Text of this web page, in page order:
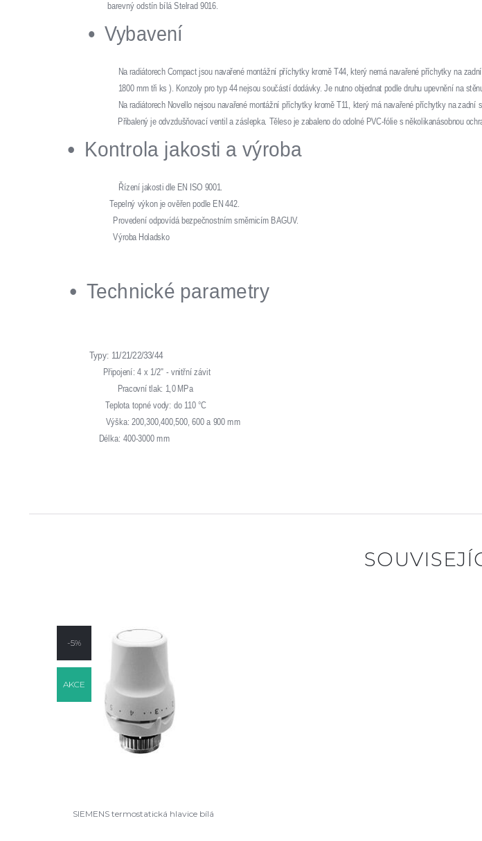
barevný odstín bílá Stelrad 9016.
Vybavení
Na radiátorech Compact jsou navařené montážní příchytky kromě T44, který nemá navařené příchytky na
1800 mm tři ks ). Konzoly pro typ 44 nejsou součástí dodávky. Je nutno objednat podle druhu upevnění na
Na radiátorech Novello nejsou navařené montážní příchytky kromě T11, který má navařené příchytky na zadní
Přibalený je odvzdušňovací ventil a záslepka. Těleso je zabaleno do odolné PVC-fólie s několikanásobnou
Kontrola jakosti a výroba
Řízení jakosti dle EN ISO 9001.
Tepelný výkon je ověřen podle EN 442.
Provedení odpovídá bezpečnostním směrnicím BAGUV.
Výroba Holadsko
Technické parametry
Typy: 11/21/22/33/44
Připojení: 4 x 1/2" - vnitřní závit
Pracovní tlak: 1,0 MPa
Teplota topné vody: do 110 °C
Výška: 200,300,400,500, 600 a 900 mm
Délka: 400-3000 mm
-5%
AKCE
SIEMENS termostatická hlavice bílá